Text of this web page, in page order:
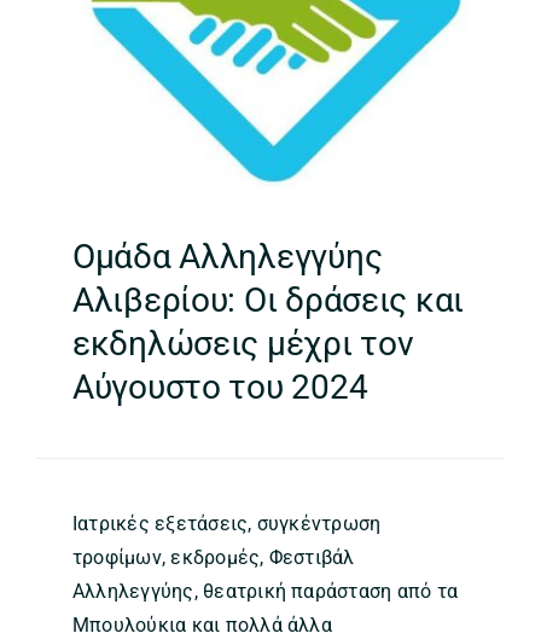
Ομάδα Αλληλεγγύης
Αλιβερίου: Οι δράσεις και
εκδηλώσεις μέχρι τον
Αύγουστο του 2024
Ιατρικές εξετάσεις, συγκέντρωση
τροφίμων, εκδρομές, Φεστιβάλ
Αλληλεγγύης, θεατρική παράσταση από τα
Μπουλούκια και πολλά άλλα